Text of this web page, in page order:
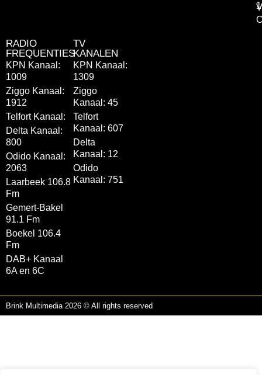
RADIO
FREQUENTIES
KPN Kanaal:
1009
Ziggo Kanaal:
1912
Telfort Kanaal:
Delta Kanaal:
800
Odido Kanaal:
2063
Laarbeek 106.8
Fm
Gemert-Bakel
91.1 Fm
Boekel 106.4
Fm
DAB+ Kanaal
6A en 6C
TV
KANALEN
KPN Kanaal:
1309
Ziggo
Kanaal: 45
Telfort
Kanaal: 607
Delta
Kanaal: 12
Odido
Kanaal: 751
Brink Multimedia 2026 © All rights reserved